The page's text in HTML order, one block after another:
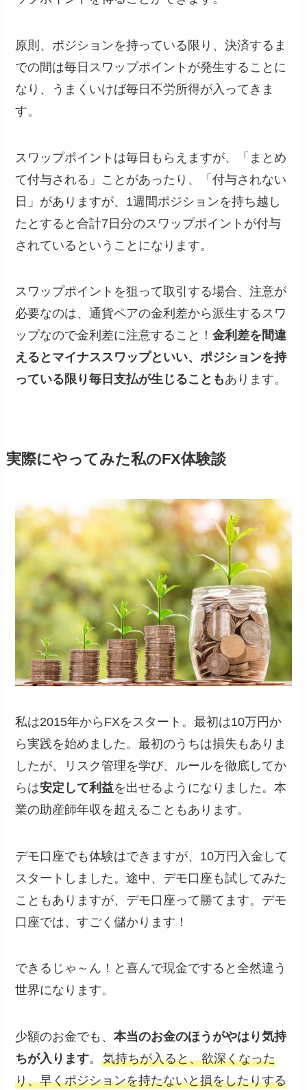
原則、ポジションを持っている限り、決済するま
での間は毎日スワップポイントが発生することに
なり、うまくいけば毎日不労所得が入ってきま
す。
スワップポイントは毎日もらえますが、「まとめ
て付与される」ことがあったり、「付与されない
日」がありますが、1週間ポジションを持ち越し
たとすると合計7日分のスワップポイントが付与
されているということになります。
スワップポイントを狙って取引する場合、注意が
必要なのは、通貨ペアの金利差から派生するスワ
ップなので金利差に注意すること！金利差を間違
えるとマイナススワップといい、ポジションを持
っている限り毎日支払が生じることもあります。
実際にやってみた私のFX体験談
私は2015年からFXをスタート。最初は10万円か
ら実践を始めました。最初のうちは損失もありま
したが、リスク管理を学び、ルールを徹底してか
らは安定して利益を出せるようになりました。本
業の助産師年収を超えることもあります。
デモ口座でも体験はできますが、10万円入金して
スタートしました。途中、デモ口座も試してみた
こともありますが、デモ口座って勝てます。デモ
口座では、すごく儲かります！
できるじゃ～ん！と喜んで現金ですると全然違う
世界になります。
少額のお金でも、本当のお金のほうがやはり気持
ちが入ります。気持ちが入ると、欲深くなった
り、早くポジションを持たないと損をしたりする